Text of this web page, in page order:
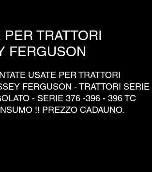
PER TRATTORI
FERGUSON
USATE PER TRATTORI
FERGUSON - TRATTORI SERIE
- SERIE 376 -396 - 396 TC
!! PREZZO CADAUNO.